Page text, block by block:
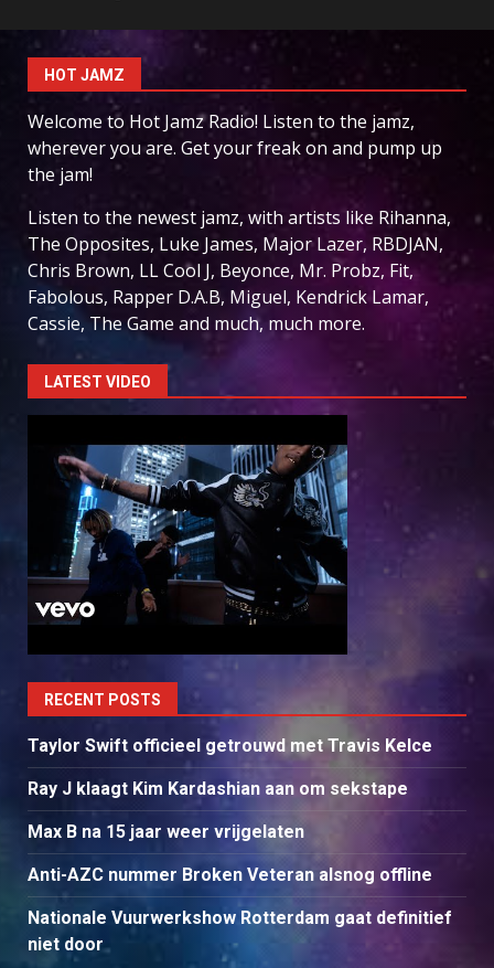
HOT JAMZ
Welcome to Hot Jamz Radio! Listen to the jamz,
wherever you are. Get your freak on and pump up
the jam!
Listen to the newest jamz, with artists like Rihanna,
The Opposites, Luke James, Major Lazer, RBDJAN,
Chris Brown, LL Cool J, Beyonce, Mr. Probz, Fit,
Fabolous, Rapper D.A.B, Miguel, Kendrick Lamar,
Cassie, The Game and much, much more.
LATEST VIDEO
RECENT POSTS
Taylor Swift officieel getrouwd met Travis Kelce
Ray J klaagt Kim Kardashian aan om sekstape
Max B na 15 jaar weer vrijgelaten
Anti-AZC nummer Broken Veteran alsnog offline
Nationale Vuurwerkshow Rotterdam gaat definitief
niet door